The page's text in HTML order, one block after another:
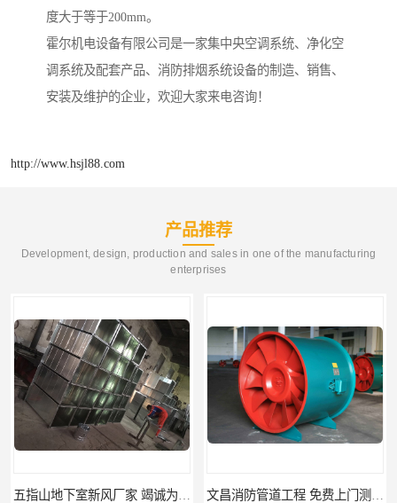
度大于等于200mm。
霍尔机电设备有限公司是一家集中央空调系统、净化空
调系统及配套产品、消防排烟系统设备的制造、销售、
安装及维护的企业，欢迎大家来电咨询！
http://www.hsjl88.com
产品推荐
Development, design, production and sales in one of the manufacturing
enterprises